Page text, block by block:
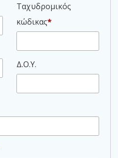
Ταχυδρομικός
κώδικας*
Δ.Ο.Υ.